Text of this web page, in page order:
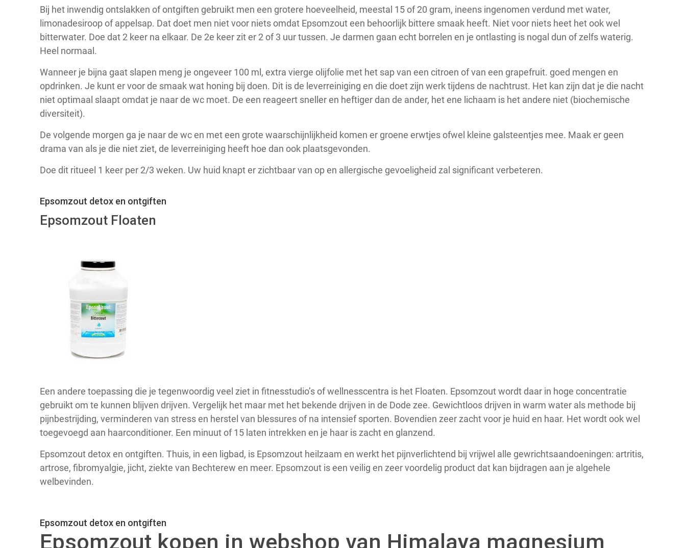
Bij het inwendig ontslakken of ontgiften gebruikt men een grotere hoeveelheid, meestal 15 of 20 gram, ineens ingenomen verdund met water,
limonadesiroop of appelsap. Dat doet men niet voor niets omdat Epsomzout een behoorlijk bittere smaak heeft. Niet voor niets heet het ook wel
bitterwater. Doe dat 2 keer na elkaar. De 2e keer zit er 2 of 3 uur tussen. Je darmen gaan echt borrelen en je ontlasting is nogal dun of zelfs waterig.
Heel normaal.
Wanneer je bijna gaat slapen meng je ongeveer 100 ml, extra vierge olijfolie met het sap van een citroen of van een grapefruit. goed mengen en
opdrinken. Je kunt er voor de smaak wat honing bij doen. Dit is de leverreiniging en die doet zijn werk tijdens de nachtrust. Het kan zijn dat je die nacht
niet optimaal slaapt omdat je naar de wc moet. De een reageert sneller en heftiger dan de ander, het ene lichaam is het andere niet (biochemische
diversiteit).
De volgende morgen ga je naar de wc en met een grote waarschijnlijkheid komen er groene erwtjes ofwel kleine galsteentjes mee. Maak er geen
drama van als je die niet ziet, de leverreiniging heeft hoe dan ook plaatsgevonden.
Doe dit ritueel 1 keer per 2/3 weken. Uw huid knapt er zichtbaar van op en allergische gevoeligheid zal significant verbeteren.
Epsomzout detox en ontgiften
Epsomzout Floaten
Een andere toepassing die je tegenwoordig veel ziet in fitnesstudio’s of wellnesscentra is het Floaten. Epsomzout wordt daar in hoge concentratie
gebruikt om te kunnen blijven drijven. Vergelijk het maar met het bekende drijven in de Dode zee. Gewichtloos drijven in warm water als methode bij
pijnbestrijding, verminderen van stress en herstel van blessures of na intensief sporten. Bovendien zeer zacht voor je huid en haar. Het wordt ook wel
toegevoegd aan haarconditioner. Een minuut of 15 laten intrekken en je haar is zacht en glanzend.
Epsomzout detox en ontgiften. Thuis, in een ligbad, is Epsomzout heilzaam en werkt het pijnverlichtend bij vrijwel alle gewrichtsaandoeningen: artritis,
artrose, fibromyalgie, jicht, ziekte van Bechterew en meer. Epsomzout is een veilig en zeer voordelig product dat kan bijdragen aan je algehele
welbevinden.
Epsomzout detox en ontgiften
Epsomzout kopen in webshop van Himalaya magnesium